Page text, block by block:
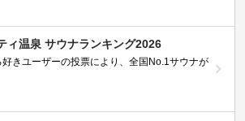
ィ温泉 サウナランキング2026
好きユーザーの投票により、全国No.1サウナが